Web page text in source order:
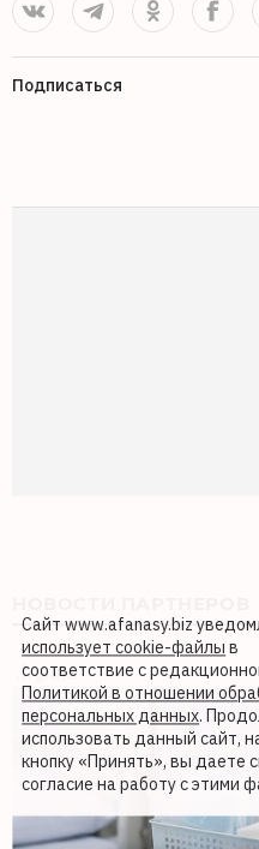
Подписаться
Сайт www.afanasy.biz
использует cookie-файлы в
соответствие с
Политикой в отношении
персональных данных.
использовать данный сайт,
кнопку «Принять», вы даете
согласие на работу с этими